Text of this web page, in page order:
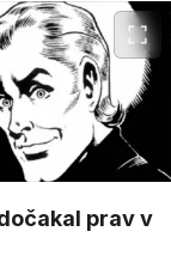
prav v